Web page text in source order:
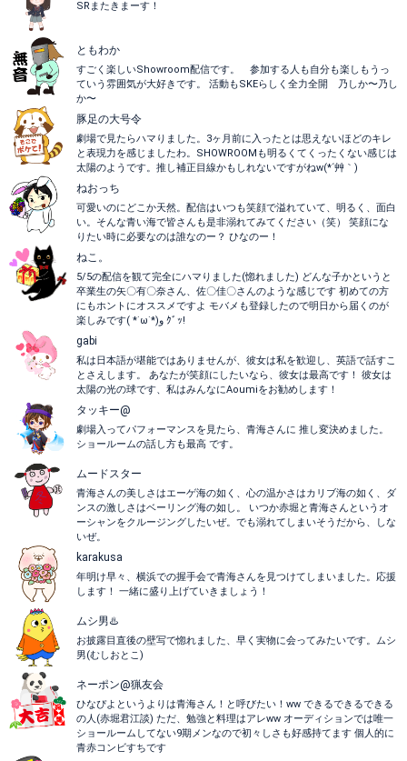
SRまたきまーす！
ともわか
すごく楽しいShowroom配信です。 参加する人も自分も楽しもうっ
ていう雰囲気が大好きです。 活動もSKEらしく全力全開 乃しか〜乃し
か〜
豚足の大号令
劇場で見たらハマりました。3ヶ月前に入ったとは思えないほどのキレ
と表現力を感じましたわ。SHOWROOMも明るくてくったくない感じは
太陽のようです。推し補正目線かもしれないですがねw(*´艸｀)
ねおっち
可愛いのにどこか天然。配信はいつも笑顔で溢れていて、明るく、面白
い。そんな青い海で皆さんも是非溺れてみてください（笑） 笑顔にな
りたい時に必要なのは誰なのー？ ひなのー！
ねこ。
5/5の配信を観て完全にハマりました(惚れました) どんな子かというと
卒業生の矢〇有〇奈さん、佐〇佳〇さんのような感じです 初めての方
にもホントにオススメですよ モバメも登録したので明日から届くのが
楽しみです( *˙ω˙*)و ｸﾞｯ!
gabi
私は日本語が堪能ではありませんが、彼女は私を歓迎し、英語で話すこ
とさえします。 あなたが笑顔にしたいなら、彼女は最高です！ 彼女は
太陽の光の球です、私はみんなにAoumiをお勧めします！
タッキー@
劇場入ってパフォーマンスを見たら、青海さんに 推し変決めました。
ショールームの話し方も最高 です。
ムードスター
青海さんの美しさはエーゲ海の如く、心の温かさはカリブ海の如く、ダ
ンスの激しさはベーリング海の如し。 いつか赤堀と青海さんというオ
ーシャンをクルージングしたいぜ。でも溺れてしまいそうだから、しな
いぜ。
karakusa
年明け早々、横浜での握手会で青海さんを見つけてしまいました。応援
します！ 一緒に盛り上げていきましょう！
ムシ男♨️
お披露目直後の壁写で惚れました、早く実物に会ってみたいです。ムシ
男(むしおとこ)
ネーポン@猟友会
ひなぴよというよりは青海さん！と呼びたい！ww できるできるできる
の人(赤堀君江談) ただ、勉強と料理はアレww オーディションでは唯一
ショールームしてない9期メンなので初々しさも好感持てます 個人的に
青赤コンビすちです